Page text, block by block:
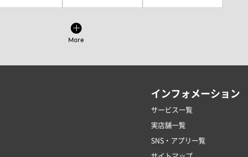
More
インフォメーション
サービス一覧
実店舗一覧
SNS・アプリ一覧